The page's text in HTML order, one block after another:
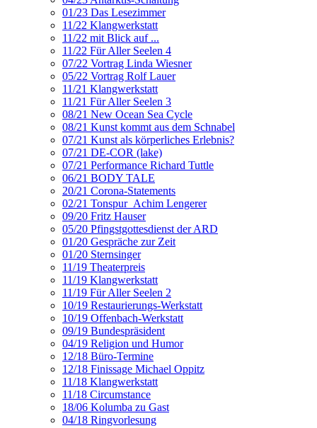
01/23 Das Lesezimmer
11/22 Klangwerkstatt
11/22 mit Blick auf ...
11/22 Für Aller Seelen 4
07/22 Vortrag Linda Wiesner
05/22 Vortrag Rolf Lauer
11/21 Klangwerkstatt
11/21 Für Aller Seelen 3
08/21 New Ocean Sea Cycle
08/21 Kunst kommt aus dem Schnabel
07/21 Kunst als körperliches Erlebnis?
07/21 DE-COR (lake)
07/21 Performance Richard Tuttle
06/21 BODY TALE
20/21 Corona-Statements
02/21 Tonspur_Achim Lengerer
09/20 Fritz Hauser
05/20 Pfingstgottesdienst der ARD
01/20 Gespräche zur Zeit
01/20 Sternsinger
11/19 Theaterpreis
11/19 Klangwerkstatt
11/19 Für Aller Seelen 2
10/19 Restaurierungs-Werkstatt
10/19 Offenbach-Werkstatt
09/19 Bundespräsident
04/19 Religion und Humor
12/18 Büro-Termine
12/18 Finissage Michael Oppitz
11/18 Klangwerkstatt
11/18 Circumstance
18/06 Kolumba zu Gast
04/18 Ringvorlesung